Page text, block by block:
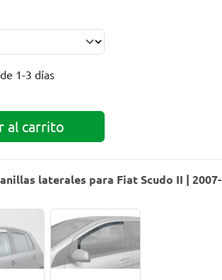
1-3 días
al carrito
laterales para Fiat Scudo II | 2007-